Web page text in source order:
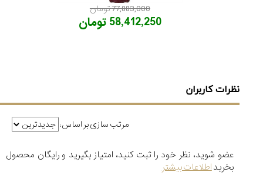
77,883,000 تومان
58,412,250 تومان
نظرات کاربران
مرتب سازی بر اساس:
عضو شوید، نظر خود را ثبت کنید، امتیاز بگیرید و رایگان محصول
بخریداطلاعات بیشتر